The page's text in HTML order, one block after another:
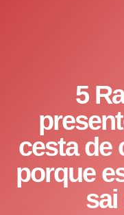
5
cesta de
porque
sai